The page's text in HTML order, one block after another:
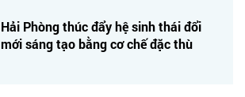
Hải Phòng thúc đẩy hệ sinh thái đổi
mới sáng tạo bằng cơ chế đặc thù